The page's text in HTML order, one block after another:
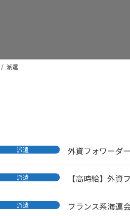
派遣
派遣 外資フォワーダ
派遣 【高時給】外
派遣 フランス系海運